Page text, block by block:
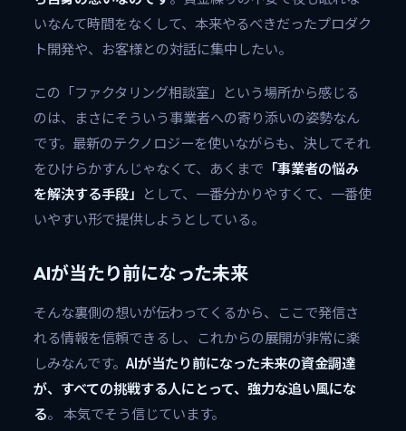
いなんて時間をなくして、本来やるべきだったプロダク
ト開発や、お客様との対話に集中したい。
この「ファクタリング相談室」という場所から感じる
のは、まさにそういう事業者への寄り添いの姿勢なん
です。最新のテクノロジーを使いながらも、決してそれ
をひけらかすんじゃなくて、あくまで 「事業者の悩み
を解決する手段」 として、一番分かりやすくて、一番使
いやすい形で提供しようとしている。
AIが当たり前になった未来
そんな裏側の想いが伝わってくるから、ここで発信さ
れる情報を信頼できるし、これからの展開が非常に楽
しみなんです。AIが当たり前になった未来の資金調達
が、すべての挑戦する人にとって、強力な追い風にな
る。 本気でそう信じています。